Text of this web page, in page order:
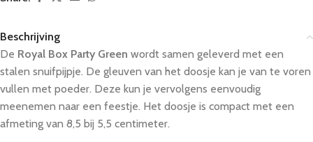
Beschrijving
De Royal Box Party Green wordt samen geleverd met een
stalen snuifpijpje. De gleuven van het doosje kan je van te voren
vullen met poeder. Deze kun je vervolgens eenvoudig
meenemen naar een feestje. Het doosje is compact met een
afmeting van 8,5 bij 5,5 centimeter.